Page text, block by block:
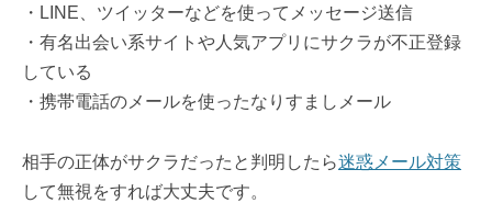
・LINE、ツイッターなどを使ってメッセージ送信
・有名出会い系サイトや人気アプリにサクラが不正登録
している
・携帯電話のメールを使ったなりすましメール
相手の正体がサクラだったと判明したら迷惑メール対策
して無視をすれば大丈夫です。